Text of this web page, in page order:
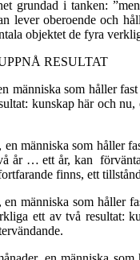
grundad i tanken:
lever oberoende och
objektet de fyra
RESULTAT
människa som håller
kunskap här och
en människa som håller
… ett år, kan förvänta
finns, ett
människa som håller
ett av två resultat: